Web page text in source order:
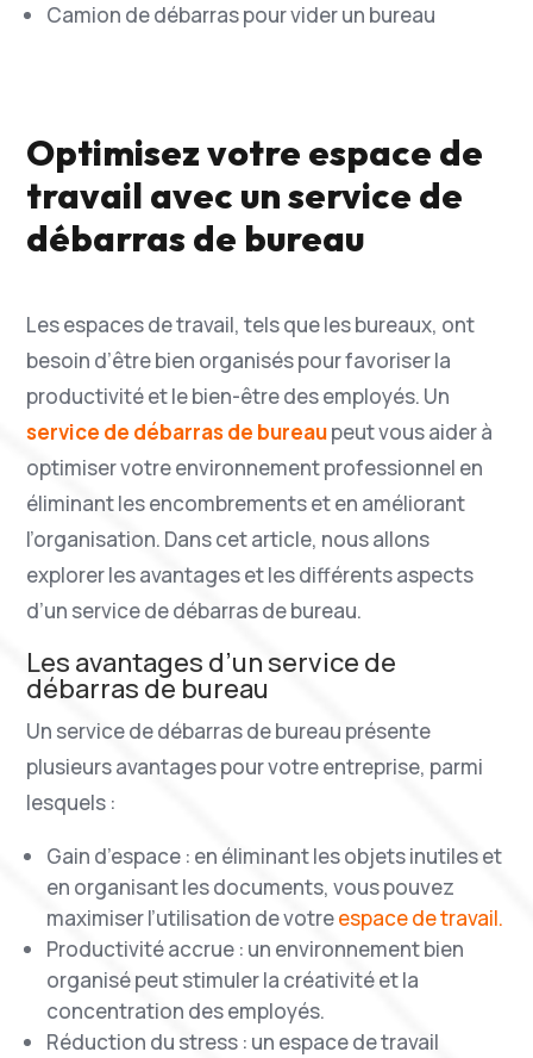
Camion de débarras pour vider un bureau
Optimisez votre espace de
travail avec un service de
débarras de bureau
Les espaces de travail, tels que les bureaux, ont
besoin d’être bien organisés pour favoriser la
productivité et le bien-être des employés. Un
service de débarras de bureaupeut vous aider à
optimiser votre environnement professionnel en
éliminant les encombrements et en améliorant
l’organisation. Dans cet article, nous allons
explorer les avantages et les différents aspects
d’un service de débarras de bureau.
Les avantages d’un service de
débarras de bureau
Un service de débarras de bureau présente
plusieurs avantages pour votre entreprise, parmi
lesquels :
Gain d’espace : en éliminant les objets inutiles et
en organisant les documents, vous pouvez
maximiser l’utilisation de votreespace de travail.
Productivité accrue : un environnement bien
organisé peut stimuler la créativité et la
concentration des employés.
Réduction du stress : un espace de travail